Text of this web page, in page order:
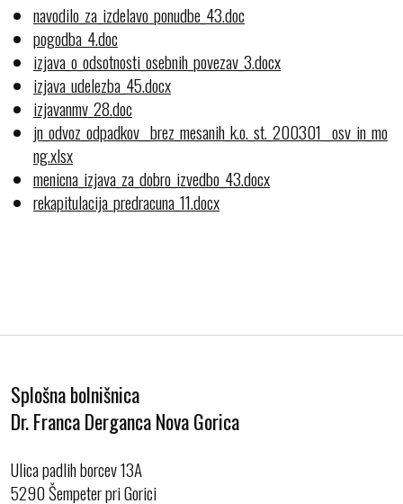
navodilo_za_izdelavo_ponudbe_43.doc
pogodba_4.doc
izjava_o_odsotnosti_osebnih_povezav_3.docx
izjava_udelezba_45.docx
izjavanmv_28.doc
jn_odvoz_odpadkov__brez_mesanih_k.o._st._200301__osv_in_mo
ng.xlsx
menicna_izjava_za_dobro_izvedbo_43.docx
rekapitulacija_predracuna_11.docx
Splošna bolnišnica
Dr. Franca Derganca Nova Gorica
Ulica padlih borcev 13A
5290 Šempeter pri Gorici